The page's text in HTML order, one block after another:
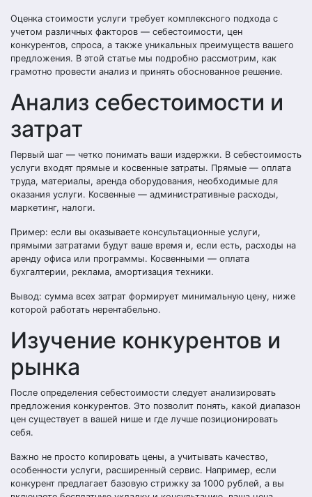
Оценка стоимости услуги требует комплексного подхода с
учетом различных факторов — себестоимости, цен
конкурентов, спроса, а также уникальных преимуществ вашего
предложения. В этой статье мы подробно рассмотрим, как
грамотно провести анализ и принять обоснованное решение.
Анализ себестоимости и
затрат
Первый шаг — четко понимать ваши издержки. В себестоимость
услуги входят прямые и косвенные затраты. Прямые — оплата
труда, материалы, аренда оборудования, необходимые для
оказания услуги. Косвенные — административные расходы,
маркетинг, налоги.
Пример: если вы оказываете консультационные услуги,
прямыми затратами будут ваше время и, если есть, расходы на
аренду офиса или программы. Косвенными — оплата
бухгалтерии, реклама, амортизация техники.
Вывод: сумма всех затрат формирует минимальную цену, ниже
которой работать нерентабельно.
Изучение конкурентов и
рынка
После определения себестоимости следует анализировать
предложения конкурентов. Это позволит понять, какой диапазон
цен существует в вашей нише и где лучше позиционировать
себя.
Важно не просто копировать цены, а учитывать качество,
особенности услуги, расширенный сервис. Например, если
конкурент предлагает базовую стрижку за 1000 рублей, а вы